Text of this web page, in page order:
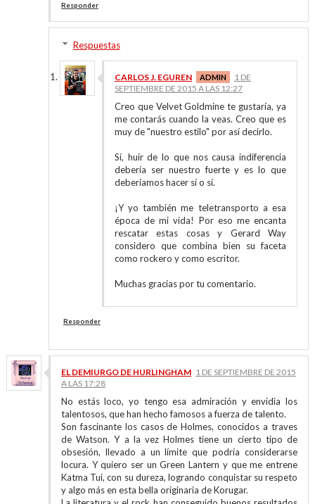
Responder
Respuestas
CARLOS J. EGUREN
1 DE
SEPTIEMBRE DE 2015 A LAS 12:27
Creo que Velvet Goldmine te gustaría, ya
me contarás cuando la veas. Creo que es
muy de "nuestro estilo" por así decirlo.
Sí, huir de lo que nos causa indiferencia
debería ser nuestro fuerte y es lo que
deberíamos hacer sí o sí.
¡Y yo también me teletransporto a esa
época de mi vida! Por eso me encanta
rescatar estas cosas y Gerard Way
considero que combina bien su faceta
como rockero y como escritor.
Muchas gracias por tu comentario.
Responder
EL DEMIURGO DE HURLINGHAM 1 DE SEPTIEMBRE DE 2015
A LAS 17:28
No estás loco, yo tengo esa admiración y envidia los
talentosos, que han hecho famosos a fuerza de talento.
Son fascinante los casos de Holmes, conocidos a traves
de Watson. Y a la vez Holmes tiene un cierto tipo de
obsesión, llevado a un límite que podría considerarse
locura. Y quiero ser un Green Lantern y que me entrene
Katma Tui, con su dureza, logrando conquistar su respeto
y algo más en esta bella originaria de Korugar.